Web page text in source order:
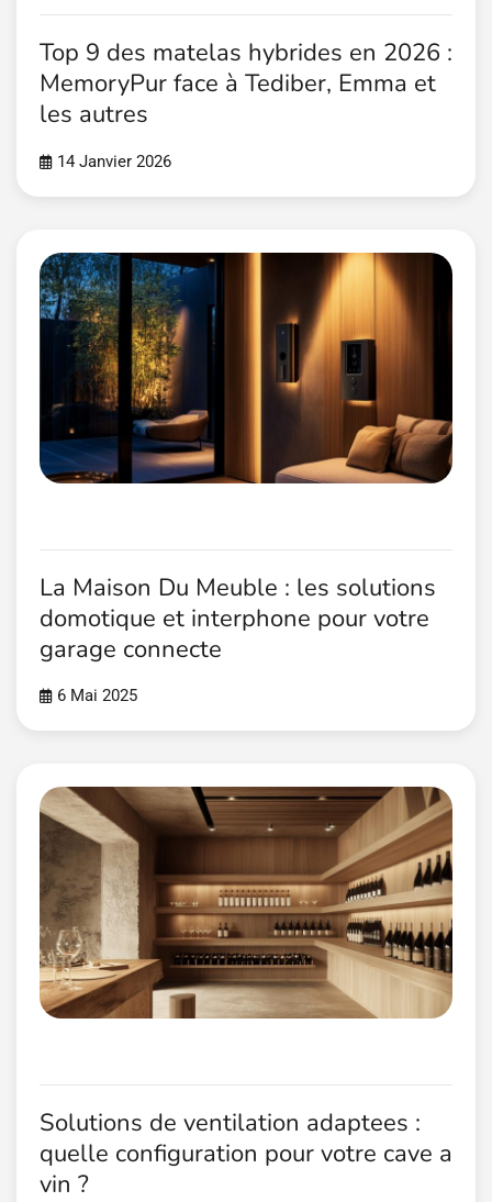
Top 9 des matelas hybrides en 2026 :
MemoryPur face à Tediber, Emma et
les autres
14 Janvier 2026
La Maison Du Meuble : les solutions
domotique et interphone pour votre
garage connecte
6 Mai 2025
Solutions de ventilation adaptees :
quelle configuration pour votre cave a
vin ?